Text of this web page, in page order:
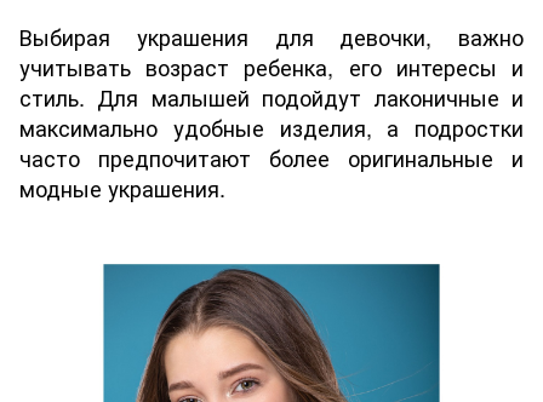
Выбирая украшения для девочки, важно
учитывать возраст ребенка, его интересы и
стиль. Для малышей подойдут лаконичные и
максимально удобные изделия, а подростки
часто предпочитают более оригинальные и
модные украшения.